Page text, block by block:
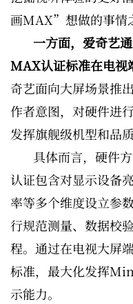
画MAX”想做的事情
一方面，爱奇艺
MAX认证标准在电视
奇艺面向大屏场景推
作者意图，对硬件进
发挥旗舰级机型和品
具体而言，硬件
认证包含对显示设备
率等多个维度设立参
行规范测量、数据校
程。通过在电视大
标准，最大化发挥
示能力。